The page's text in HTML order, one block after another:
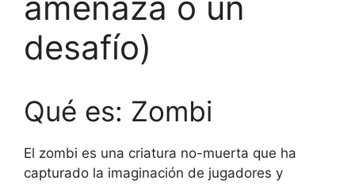
desafío)
Qué es: Zombi
El zombi es una criatura no-muerta que ha
capturado la imaginación de jugadores y